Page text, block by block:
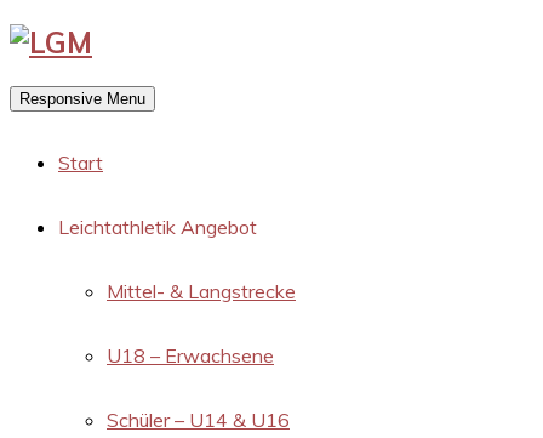
Responsive Menu
Start
Leichtathletik Angebot
Mittel- & Langstrecke
U18 – Erwachsene
Schüler – U14 & U16